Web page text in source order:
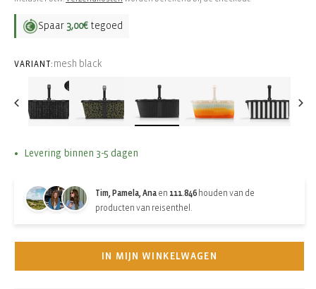
Spaar 3,00€ tegoed
VARIANT: mesh black
Levering binnen 3-5 dagen
Tim, Pamela, Ana en 111.846 houden van de
producten van reisenthel.
IN MIJN WINKELWAGEN